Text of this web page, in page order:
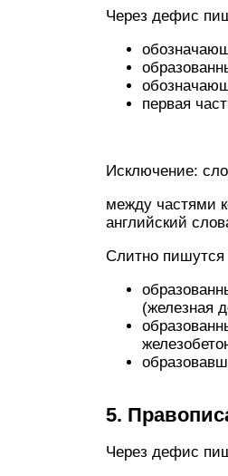
Через дефис
первая
Исключение:
между частями
английский
Слитно пишутся
(железная
5.
Через дефис